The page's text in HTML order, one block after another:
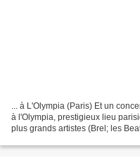
... à L'Olympia (Paris) Et un
à l'Olympia, prestigieux lieu
plus grands artistes (Brel; les